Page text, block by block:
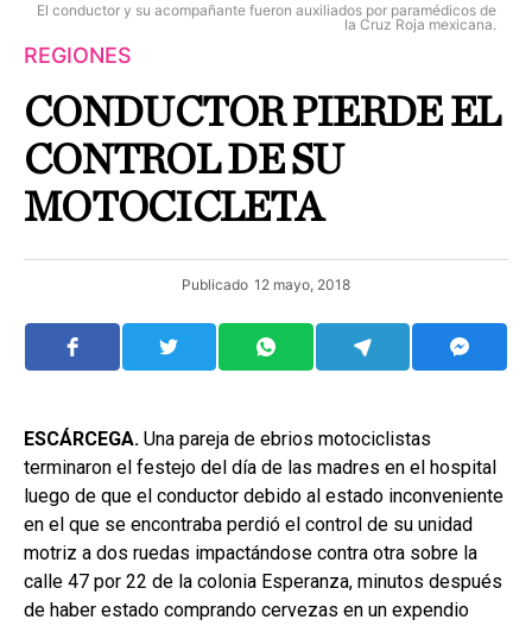
El conductor y su acompañante fueron auxiliados por paramédicos de
la Cruz Roja mexicana.
REGIONES
CONDUCTOR PIERDE EL
CONTROL DE SU
MOTOCICLETA
Publicado 12 mayo, 2018
ESCÁRCEGA. Una pareja de ebrios motociclistas
terminaron el festejo del día de las madres en el hospital
luego de que el conductor debido al estado inconveniente
en el que se encontraba perdió el control de su unidad
motriz a dos ruedas impactándose contra otra sobre la
calle 47 por 22 de la colonia Esperanza, minutos después
de haber estado comprando cervezas en un expendio